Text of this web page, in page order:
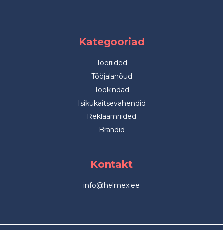
Kategooriad
Tööriided
Tööjalanõud
Töökindad
Isikukaitsevahendid
Reklaamriided
Brändid
Kontakt
info@helmex.ee